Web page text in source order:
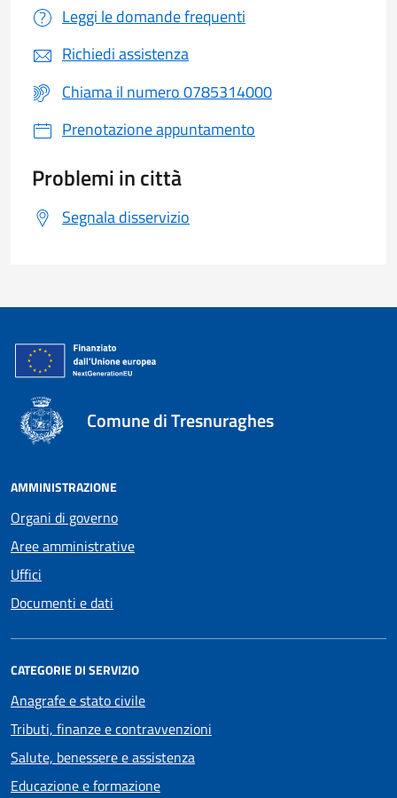
Leggi le domande frequenti
Richiedi assistenza
Chiama il numero 0785314000
Prenotazione appuntamento
Problemi in città
Segnala disservizio
Comune di Tresnuraghes
AMMINISTRAZIONE
Organi di governo
Aree amministrative
Uffici
Documenti e dati
CATEGORIE DI SERVIZIO
Anagrafe e stato civile
Tributi, finanze e contravvenzioni
Salute, benessere e assistenza
Educazione e formazione